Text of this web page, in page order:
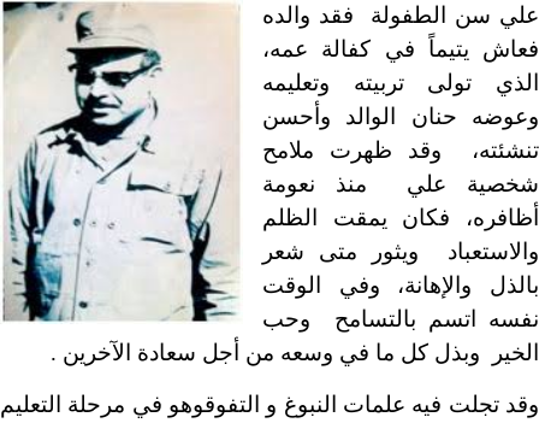
علي سن الطفولة فقد والده
فعاش يتيماً في كفالة عمه،
الذي تولى تربيته وتعليمه
وعوضه حنان الوالد وأحسن
تنشئته، وقد ظهرت ملامح
شخصية علي منذ نعومة
أظافره، فكان يمقت الظلم
والاستعباد ويثور متى شعر
بالذل والإهانة، وفي الوقت
نفسه اتسم بالتسامح وحب
الخير وبذل كل ما في وسعه من أجل سعادة الآخرين .
وقد تجلت فيه علمات النبوغ و التفوقوهو في مرحلة التعليم